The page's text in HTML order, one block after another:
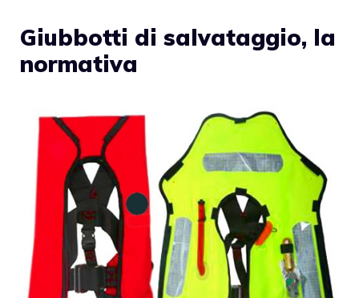
Giubbotti di salvataggio, la
normativa